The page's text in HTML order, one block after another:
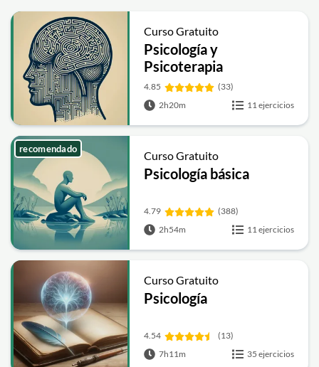
Curso Gratuito
Psicología y
Psicoterapia
4.85
(33)
2h20m
11 ejercicios
Curso Gratuito
Psicología básica
4.79
(388)
2h54m
11 ejercicios
recomendado
Curso Gratuito
Psicología
4.54
(13)
7h11m
35 ejercicios